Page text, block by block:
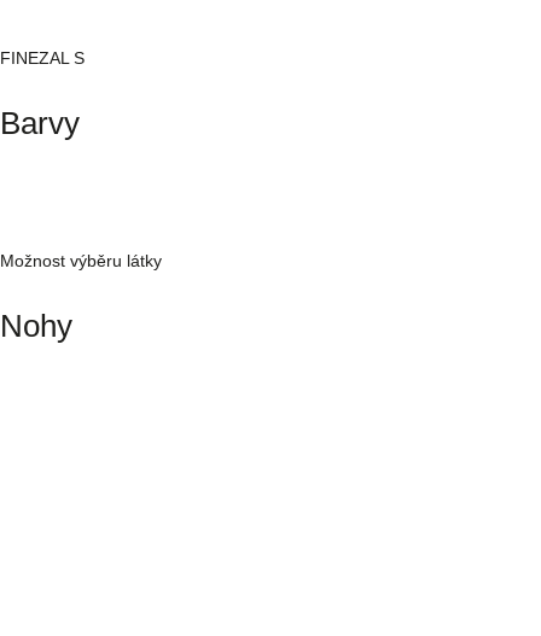
FINEZAL S
Barvy
Možnost výběru látky
Nohy